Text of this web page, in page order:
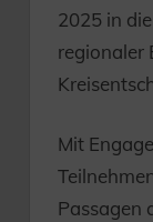
2025 in
regionaler
Mit
Passagen